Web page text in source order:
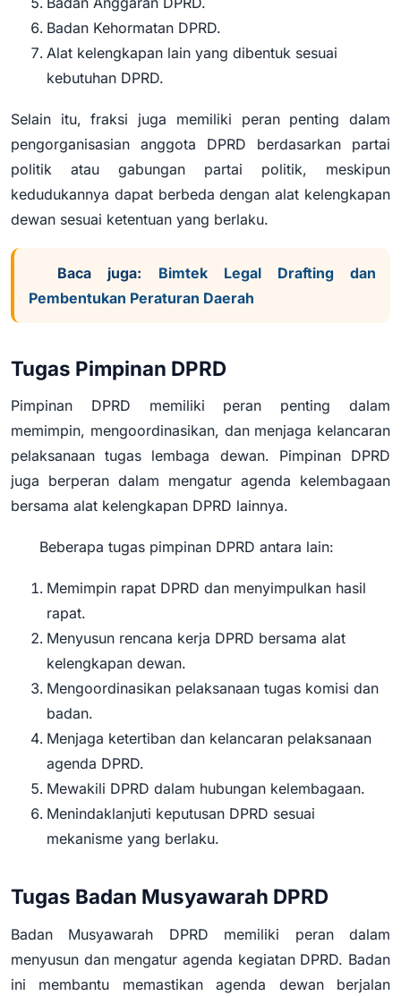
Badan Kehormatan DPRD.
Alat kelengkapan lain yang dibentuk sesuai
kebutuhan DPRD.
Selain itu, fraksi juga memiliki peran penting dalam
pengorganisasian anggota DPRD berdasarkan partai
politik atau gabungan partai politik, meskipun
kedudukannya dapat berbeda dengan alat kelengkapan
dewan sesuai ketentuan yang berlaku.
Baca juga:
Bimtek Legal Drafting dan
Pembentukan Peraturan Daerah
Tugas Pimpinan DPRD
Pimpinan DPRD memiliki peran penting dalam
memimpin, mengoordinasikan, dan menjaga kelancaran
pelaksanaan tugas lembaga dewan. Pimpinan DPRD
juga berperan dalam mengatur agenda kelembagaan
bersama alat kelengkapan DPRD lainnya.
Beberapa tugas pimpinan DPRD antara lain:
Memimpin rapat DPRD dan menyimpulkan hasil
rapat.
Menyusun rencana kerja DPRD bersama alat
kelengkapan dewan.
Mengoordinasikan pelaksanaan tugas komisi dan
badan.
Menjaga ketertiban dan kelancaran pelaksanaan
agenda DPRD.
Mewakili DPRD dalam hubungan kelembagaan.
Menindaklanjuti keputusan DPRD sesuai
mekanisme yang berlaku.
Tugas Badan Musyawarah DPRD
Badan Musyawarah DPRD memiliki peran dalam
menyusun dan mengatur agenda kegiatan DPRD. Badan
ini membantu memastikan agenda dewan berjalan